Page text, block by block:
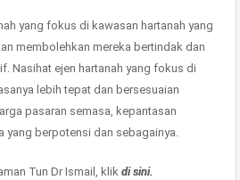
yang fokus di kawasan hartanah yang
membolehkan mereka bertindak dan
Nasihat ejen hartanah yang fokus di
lebih tepat dan bersesuaian
pasaran semasa, kepantasan
yang berpotensi dan sebagainya.
Tun Dr Ismail, klik di sini.